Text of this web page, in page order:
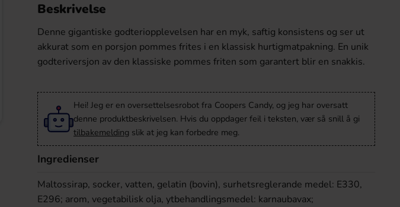
36.90 kr
Beskrivelse
Denne gigantiske godteriopplevelsen har en myk, saftig konsistens og ser ut
akkurat som en porsjon pommes frites i en klassisk hurtigmatpakning. En unik
godteriversjon av den klassiske pommes friten som garantert blir en snakkis.
Hei! Jeg er en oversettelsesrobot fra Coopers Candy, og jeg har oversatt
denne produktbeskrivelsen. Hvis du oppdager feil i teksten, vær så snill å gi
tilbakemelding slik at jeg kan forbedre meg.
Ingredienser
Maltossirap, socker, vatten, gelatin (bovin), surhetsreglerande medel: E330,
E296; arom, vegetabilisk olja, ytbehandlingsmedel: karnaubavax;